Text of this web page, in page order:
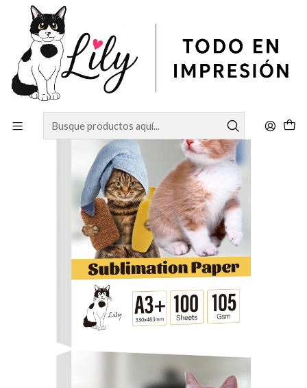
Inicio
SUBLIMACIÓN
PAPEL SUBLIMACION 105 GRAMOS A3+ (33CMX48) 100
HOJAS